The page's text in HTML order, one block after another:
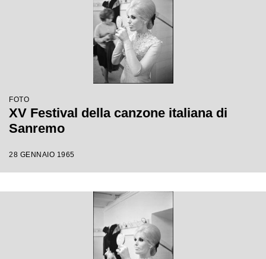
FOTO
XV Festival della canzone italiana di
Sanremo
28 GENNAIO 1965